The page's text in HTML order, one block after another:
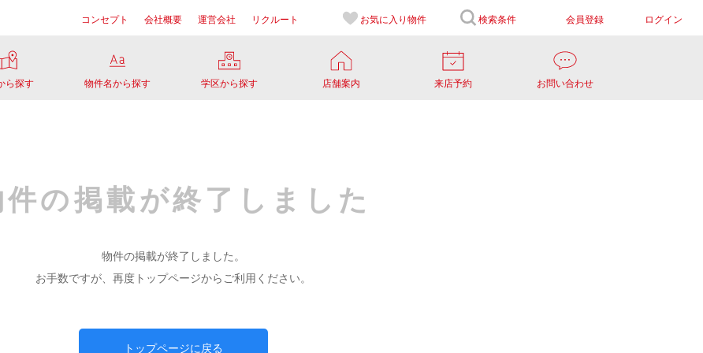
コンセプト 会社概要 運営会社 リクルート お気に入り 物件 検索条件 会員登録 ログイン
ら探す 物件名から探す 学区から探す 店舗案内 来店予約 お問い合わせ
件の掲載が終了しました
物件の掲載が終了しました。
お手数ですが、再度トップページからご利用ください。
トップページに戻る